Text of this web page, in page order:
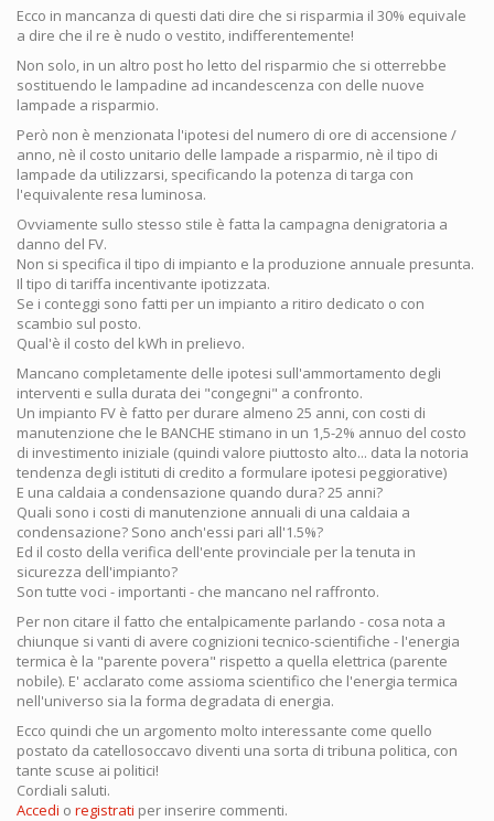
Ecco in mancanza di questi dati dire che si risparmia il 30% equivale
a dire che il re è nudo o vestito, indifferentemente!
Non solo, in un altro post ho letto del risparmio che si otterrebbe
sostituendo le lampadine ad incandescenza con delle nuove
lampade a risparmio.
Però non è menzionata l'ipotesi del numero di ore di accensione /
anno, nè il costo unitario delle lampade a risparmio, nè il tipo di
lampade da utilizzarsi, specificando la potenza di targa con
l'equivalente resa luminosa.
Ovviamente sullo stesso stile è fatta la campagna denigratoria a
danno del FV.
Non si specifica il tipo di impianto e la produzione annuale presunta.
Il tipo di tariffa incentivante ipotizzata.
Se i conteggi sono fatti per un impianto a ritiro dedicato o con
scambio sul posto.
Qual'è il costo del kWh in prelievo.
Mancano completamente delle ipotesi sull'ammortamento degli
interventi e sulla durata dei "congegni" a confronto.
Un impianto FV è fatto per durare almeno 25 anni, con costi di
manutenzione che le BANCHE stimano in un 1,5-2% annuo del costo
di investimento iniziale (quindi valore piuttosto alto... data la notoria
tendenza degli istituti di credito a formulare ipotesi peggiorative)
E una caldaia a condensazione quando dura? 25 anni?
Quali sono i costi di manutenzione annuali di una caldaia a
condensazione? Sono anch'essi pari all'1.5%?
Ed il costo della verifica dell'ente provinciale per la tenuta in
sicurezza dell'impianto?
Son tutte voci - importanti - che mancano nel raffronto.
Per non citare il fatto che entalpicamente parlando - cosa nota a
chiunque si vanti di avere cognizioni tecnico-scientifiche - l'energia
termica è la "parente povera" rispetto a quella elettrica (parente
nobile). E' acclarato come assioma scientifico che l'energia termica
nell'universo sia la forma degradata di energia.
Ecco quindi che un argomento molto interessante come quello
postato da catellosoccavo diventi una sorta di tribuna politica, con
tante scuse ai politici!
Cordiali saluti.
Accedi o registrati per inserire commenti.